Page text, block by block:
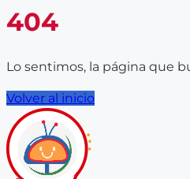
404
Lo sentimos, la página que
Volver al inicio